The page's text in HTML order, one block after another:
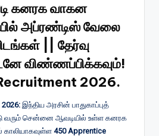
கனரக வாகன
அப்ரண்டிஸ் வேலை
|| தேர்வு
விண்ணப்பிக்கவும்!
2026.
இந்திய அரசின் பாதுகாப்புத்
வரும் சென்னை ஆவடியில் உள்ள கனரக
450 Apprentice